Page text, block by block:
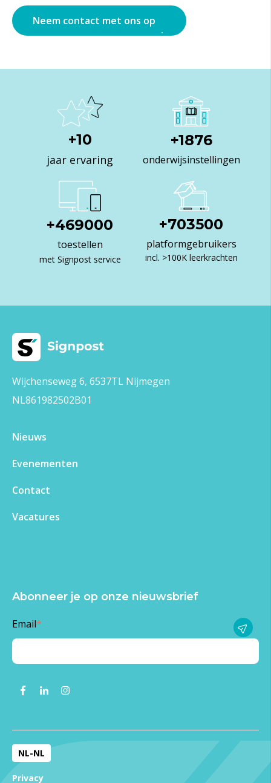
Neem contact met ons op
+10
jaar ervaring
+2480
onderwijsinstellingen
+619000
toestellen
met Signpost service
+928500
platformgebruikers
incl. >100K leerkrachten
Wijchenseweg 6, 6537TL Nijmegen
NL861982502B01
Nieuws
Evenementen
Contact
Vacatures
Abonneer je op onze nieuwsbrief
Email*
NL-NL
Privacy